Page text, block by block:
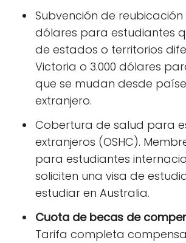
Subvención de reubicación
dólares para estudiantes
de estados o territorios
Victoria o 3.000 dólares
que se mudan desde
extranjero.
Cobertura de salud para
extranjeros (OSHC).
para estudiantes
soliciten una visa de
estudiar en Australia.
Cuota de becas de
Tarifa completa